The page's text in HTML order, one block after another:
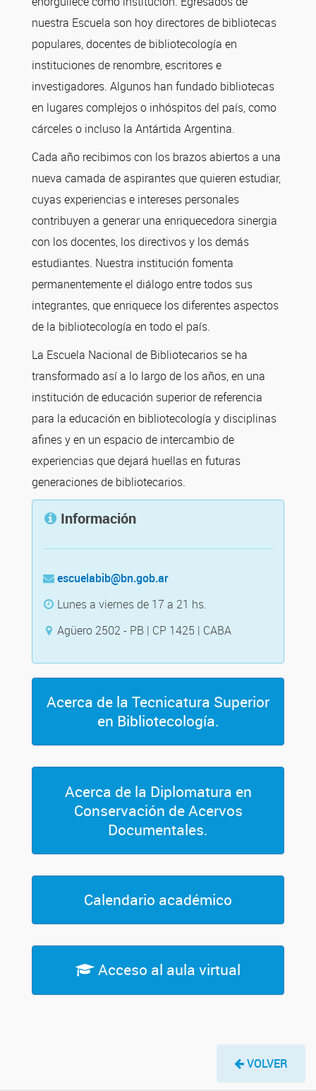
nuestra Escuela son hoy directores de bibliotecas
populares, docentes de bibliotecología en
instituciones de renombre, escritores e
investigadores. Algunos han fundado bibliotecas
en lugares complejos o inhóspitos del país, como
cárceles o incluso la Antártida Argentina.
Cada año recibimos con los brazos abiertos a una
nueva camada de aspirantes que quieren estudiar,
cuyas experiencias e intereses personales
contribuyen a generar una enriquecedora sinergia
con los docentes, los directivos y los demás
estudiantes. Nuestra institución fomenta
permanentemente el diálogo entre todos sus
integrantes, que enriquece los diferentes aspectos
de la bibliotecología en todo el país.
La Escuela Nacional de Bibliotecarios se ha
transformado así a lo largo de los años, en una
institución de educación superior de referencia
para la educación en bibliotecología y disciplinas
afines y en un espacio de intercambio de
experiencias que dejará huellas en futuras
generaciones de bibliotecarios.
Información
escuelabib@bn.gob.ar
Lunes a viernes de 17 a 21 hs.
Agüero 2502 - PB | CP 1425 | CABA
Acerca de la Tecnicatura Superior
en Bibliotecología.
Acerca de la Diplomatura en
Conservación de Acervos
Documentales.
Calendario académico
Acceso al aula virtual
VOLVER